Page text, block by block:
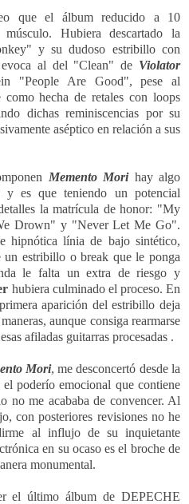
que el álbum reducido a 10
Hubiera descartado la
y su dudoso estribillo con
al del "Clean" de Violator
"People Are Good", pese al
hecha de retales con loops
dichas reminiscencias por su
aséptico en relación a sus
Memento Morihay algo
y es que teniendo un potencial
la matrícula de honor: "My
Drown" y "Never Let Me Go".
hipnótica línia de bajo sintético,
un estribillo o break que le ponga
le falta un extra de riesgo y
hubiera culminado el proceso. En
aparición del estribillo deja
aunque consiga rearmarse
afiladas guitarras procesadas .
Mori, me desconcertó desde la
poderío emocional que contiene
no me acababa de convencer. Al
con posteriores revisiones no he
al influjo de su inquietante
en su ocaso es el broche de
monumental.
el último álbum de DEPECHE